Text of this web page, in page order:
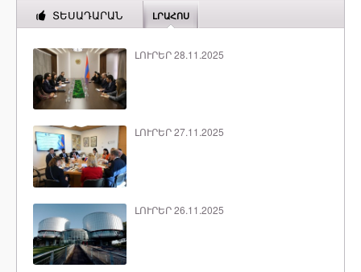
ՏԵՍԱԴԱՐԱՆ ԼՐԱՀՈՍ
ԼՈՒՐԵՐ 28.11.2025
ԼՈՒՐԵՐ 27.11.2025
ԼՈՒՐԵՐ 26.11.2025